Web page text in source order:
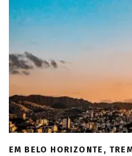
EM BELO HORIZONTE,